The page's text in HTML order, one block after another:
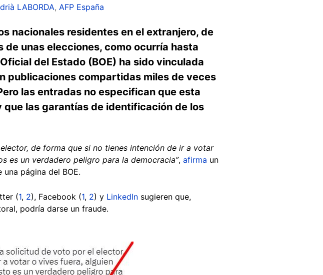
LABORDA, AFP España
nacionales residentes en el extranjero, de
unas elecciones, como ocurría hasta
del Estado (BOE) ha sido vinculada
publicaciones compartidas miles de veces
las entradas no especifican que esta
las garantías de identificación de los
de forma que si no tienes intención de ir a votar
es un verdadero peligro para la democracia”, afirma un
página del BOE.
(1, 2), Facebook (1, 2) y LinkedIn sugieren que,
podría darse un fraude.